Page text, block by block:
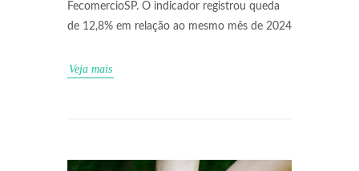
FecomercioSP. O indicador registrou queda
de 12,8% em relação ao mesmo mês de 2024
Veja mais